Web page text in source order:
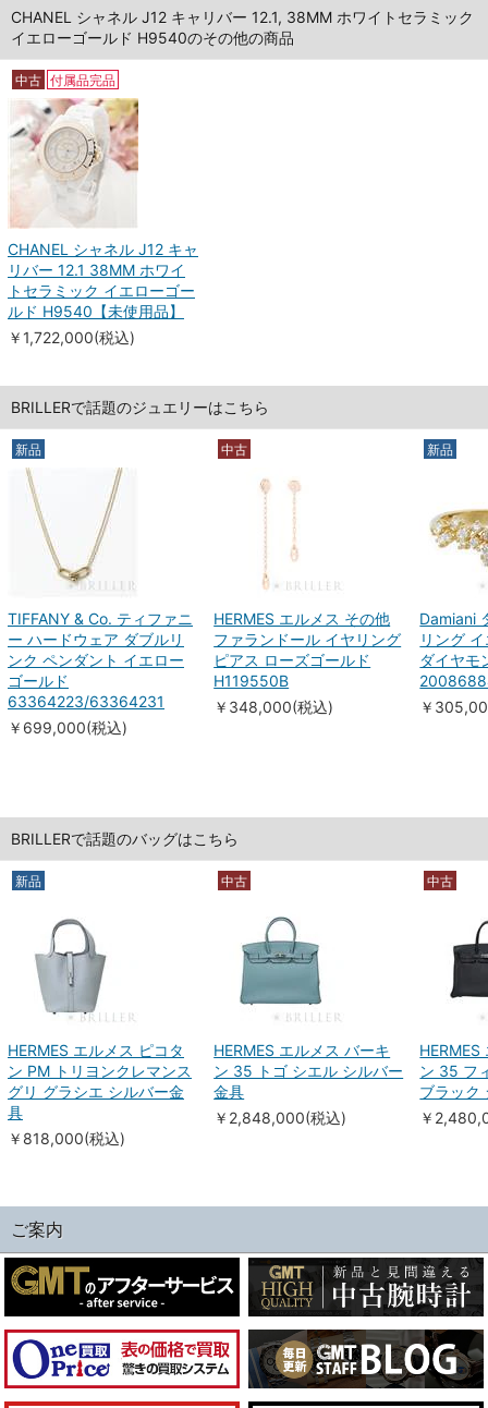
CHANEL シャネル J12 キャリバー 12.1, 38MM ホワイトセラミック
イエローゴールド H9540のその他の商品
中古 付属品完品
CHANEL シャネル J12 キャ
リバー 12.1 38MM ホワイ
トセラミック イエローゴー
ルド H9540【未使用品】
￥1,722,000(税込)
BRILLERで話題のジュエリーはこちら
新品
TIFFANY & Co. ティファニ
ー ハードウェア ダブルリ
ンク ペンダント イエロー
ゴールド
63364223/63364231
￥699,000(税込)
中古
HERMES エルメス その他
ファランドール イヤリング
ピアス ローズゴールド
H119550B
￥348,000(税込)
新品
Damiani
リング
ダイヤモ
￥
BRILLERで話題のバッグはこちら
新品
HERMES エルメス ピコタ
ン PM トリヨンクレマンス
グリ グラシエ シルバー金
具
￥818,000(税込)
中古
HERMES エルメス バーキ
ン 35 トゴ シエル シルバー
金具
￥2,848,000(税込)
中古
ン 35 フ
ブラック
￥
ご案内